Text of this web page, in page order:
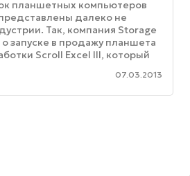
планшетных компьютеров
далеко не
Так, компания Storage
запуске в продажу планшета
Scroll Excel III, который
...
07.03.2013